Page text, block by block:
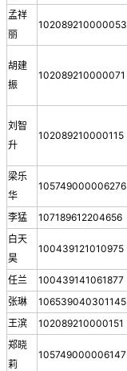
孟祥
丽
102089210000053
胡建
振
102089210000071
刘智
升
102089210000115
梁乐
华
105749000006276
李猛 107189612204656
白天
昊
100439121010975
任兰 100439141061877
张琳
106539040301145
王滨
102089210000151
郑晓
莉
105749000006147